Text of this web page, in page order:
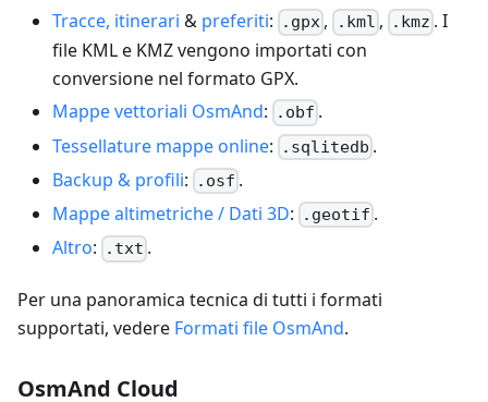
Tracce, itinerari & preferiti: .gpx , .kml , .kmz . I
file KML e KMZ vengono importati con
conversione nel formato GPX.
Mappe vettoriali OsmAnd: .obf .
Tessellature mappe online: .sqlitedb .
Backup & profili: .osf .
Mappe altimetriche / Dati 3D: .geotif .
Altro: .txt .
Per una panoramica tecnica di tutti i formati
supportati, vedere Formati file OsmAnd.
OsmAnd Cloud